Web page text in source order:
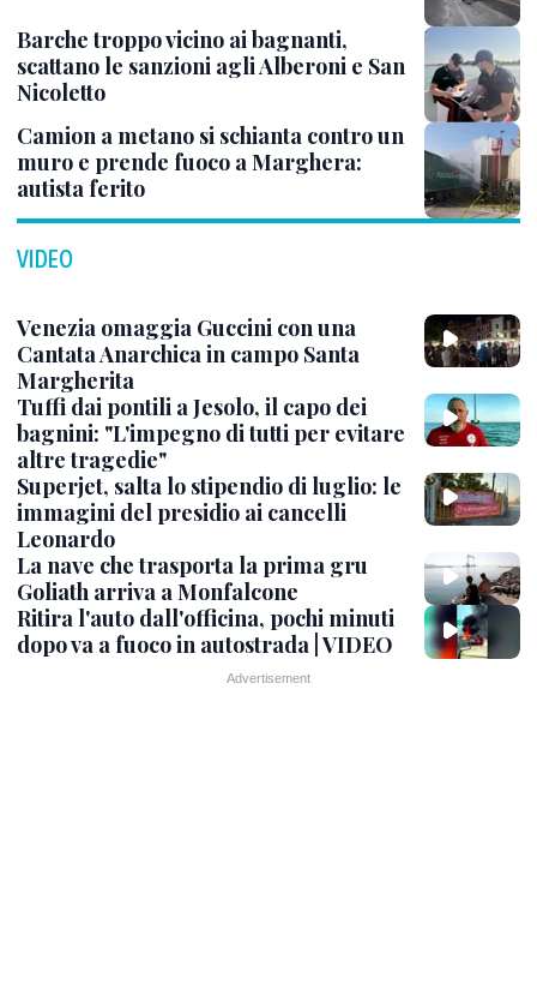
Barche troppo vicino ai bagnanti,
scattano le sanzioni agli Alberoni e San
Nicoletto
Camion a metano si schianta contro un
muro e prende fuoco a Marghera:
autista ferito
VIDEO
Venezia omaggia Guccini con una
Cantata Anarchica in campo Santa
Margherita
Tuffi dai pontili a Jesolo, il capo dei
bagnini: "L'impegno di tutti per evitare
altre tragedie"
Superjet, salta lo stipendio di luglio: le
immagini del presidio ai cancelli
Leonardo
La nave che trasporta la prima gru
Goliath arriva a Monfalcone
Ritira l'auto dall'officina, pochi minuti
dopo va a fuoco in autostrada | VIDEO